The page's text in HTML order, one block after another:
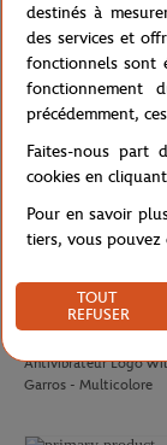
Roland-Garros - Blanc
WILSON
Antivibrateur Logo
Garros - Multicolore
destinés à
des services et
fonctionnels sont
fonctionnement
précédemment,
Faites-nous part
cookies en
Pour en savoir
tiers, vous
TOUT
REFUSER